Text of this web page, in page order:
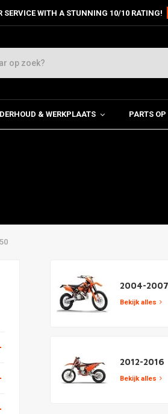
SERVICE WITH A STUNNING 10/10 RATING!
& WERKPLAATS PARTS
2004-2007
Bekijk alles
2012-2016
Bekijk alles